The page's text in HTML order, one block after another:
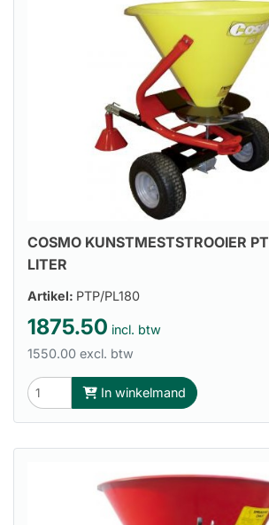
COSMO KUNSTMESTSTROOIER
LITER
Artikel: PTP/PL180
1875.50 incl. btw
1550.00 excl. btw
In winkelmand